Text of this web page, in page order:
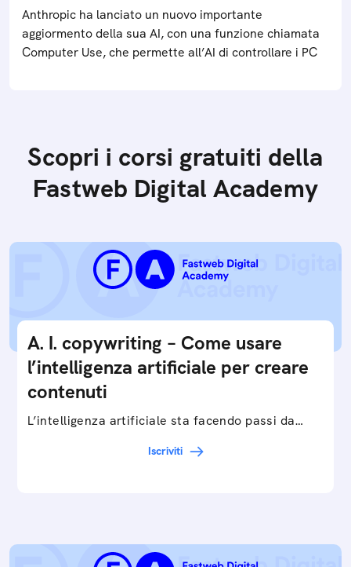
Anthropic ha lanciato un nuovo importante
aggiormento della sua AI, con una funzione chiamata
Computer Use, che permette all’AI di controllare i PC
Scopri i corsi gratuiti della
Fastweb Digital Academy
A. I. copywriting – Come usare
l’intelligenza artificiale per creare
contenuti
L’intelligenza artificiale sta facendo passi da
interpretazione dei big data ai chatbot e virtual…
Iscriviti